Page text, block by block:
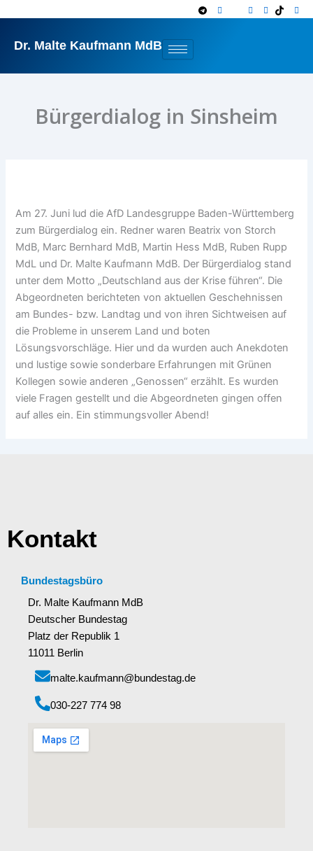
springen
Dr. Malte Kaufmann MdB
Bürgerdialog in Sinsheim
Am 27. Juni lud die AfD Landesgruppe Baden-Württemberg
zum Bürgerdialog ein. Redner waren Beatrix von Storch
MdB, Marc Bernhard MdB, Martin Hess MdB, Ruben Rupp
MdL und Dr. Malte Kaufmann MdB. Der Bürgerdialog stand
unter dem Motto „Deutschland aus der Krise führen“. Die
Abgeordneten berichteten von aktuellen Geschehnissen
am Bundes- bzw. Landtag und von ihren Sichtweisen auf
die Probleme in unserem Land und boten
Lösungsvorschläge. Hier und da wurden auch Anekdoten
und lustige sowie sonderbare Erfahrungen mit Grünen
Kollegen sowie anderen „Genossen“ erzählt. Es wurden
viele Fragen gestellt und die Abgeordneten gingen offen
auf alles ein. Ein stimmungsvoller Abend!
Kontakt
Bundestagsbüro
Dr. Malte Kaufmann MdB
Deutscher Bundestag
Platz der Republik 1
11011 Berlin
malte.kaufmann@bundestag.de
‭030-227 774 98‬